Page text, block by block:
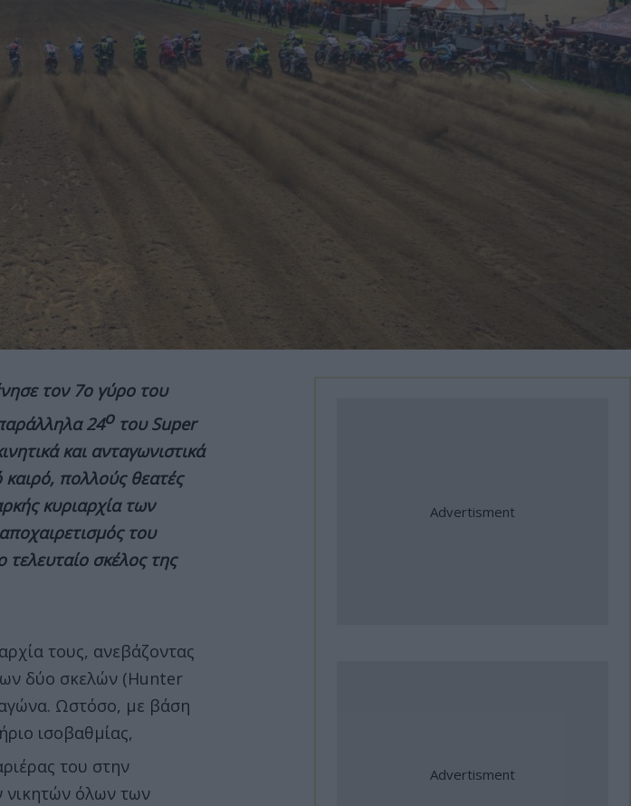
τον 7ο γύρο του
24οτουSuper
και ανταγωνιστικά
πολλούς θεατές
κυριαρχία των
του
σκέλος της
τους, ανεβάζοντας
δύο σκελών (Hunter
αγώνα. Ωστόσο, με βάση
ισοβαθμίας,
του στην
νικητών όλων των